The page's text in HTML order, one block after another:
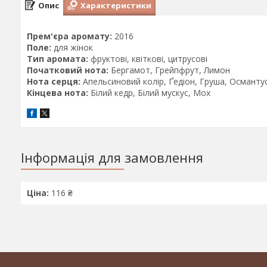
Опис Характеристики
Прем'єра аромату: 2016
Поле: для жінок
Тип аромата: фруктові, квіткові, цитрусові
Початковий нота: Бергамот, Грейпфрут, Лимон
Нота серця: Апельсиновий колір, Ґедіон, Груша,
Кінцева нота: Білий кедр, Білий мускус, Мох
Інформація для замовлення
Ціна: 116 ₴